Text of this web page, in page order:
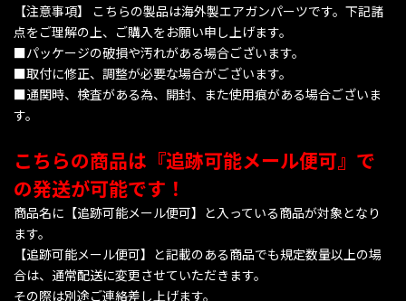
【注意事項】 こちらの製品は海外製エアガンパーツです。下記諸
点をご理解の上、ご購入をお願い申し上げます。
■パッケージの破損や汚れがある場合ございます。
■取付に修正、調整が必要な場合がございます。
■通関時、検査がある為、開封、また使用痕がある場合ございま
す。
こちらの商品は『追跡可能メール便可』で
の発送が可能です！
商品名に【追跡可能メール便可】と入っている商品が対象となり
ます。
【追跡可能メール便可】と記載のある商品でも規定数量以上の場
合は、通常配送に変更させていただきます。
その際は別途ご連絡差し上げます。